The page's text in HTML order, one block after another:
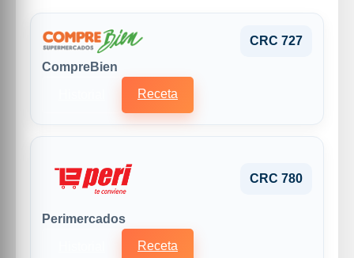
CRC 727
CompreBien
Receta
CRC 780
Perimercados
Receta